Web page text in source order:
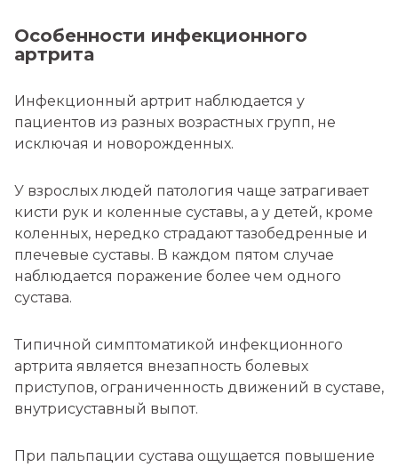
Особенности инфекционного
артрита
Инфекционный артрит наблюдается у
пациентов из разных возрастных групп, не
исключая и новорожденных.
У взрослых людей патология чаще затрагивает
кисти рук и коленные суставы, а у детей, кроме
коленных, нередко страдают тазобедренные и
плечевые суставы. В каждом пятом случае
наблюдается поражение более чем одного
сустава.
Типичной симптоматикой инфекционного
артрита является внезапность болевых
приступов, ограниченность движений в суставе,
внутрисуставный выпот.
При пальпации сустава ощущается повышение